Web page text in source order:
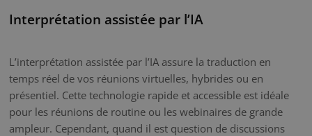
Interprétation assistée par l’IA
L’interprétation assistée par l’IA assure la traduction en
temps réel de vos réunions virtuelles, hybrides ou en
présentiel. Cette technologie rapide et accessible est idéale
pour les réunions de routine ou les webinaires de grande
ampleur. Cependant, quand il est question de discussions